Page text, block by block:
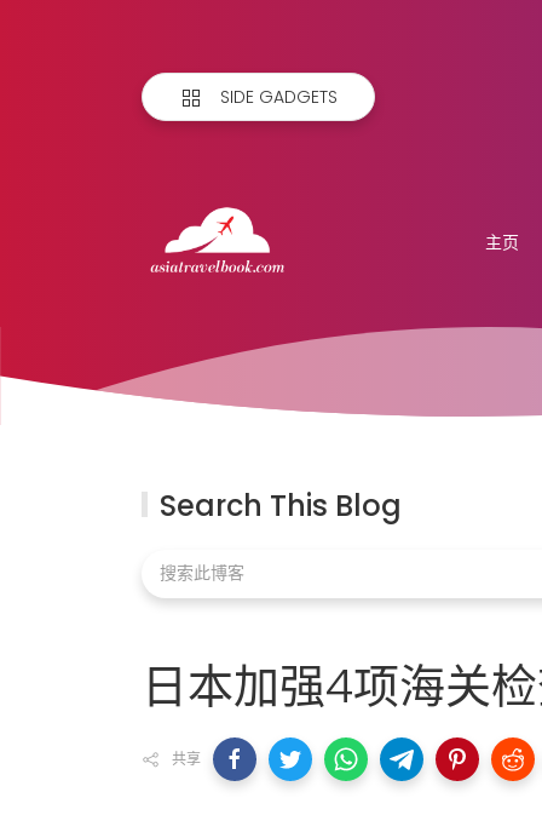
SIDE GADGETS
主页
Search This Blog
日本加强4项海关
共享